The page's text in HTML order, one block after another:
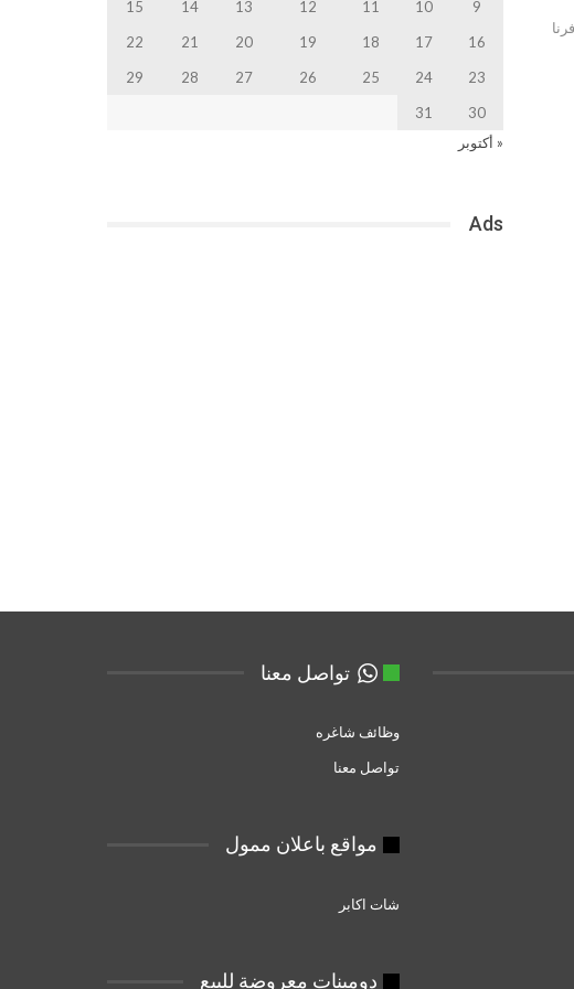
9
10
11
12
13
14
15
16
17
18
19
20
21
22
23
24
25
26
27
28
29
30
31
« أكتوبر
Ads
تواصل معنا
وظائف شاغره
تواصل معنا
مواقع باعلان ممول
شات اكابر
دومبنات معروضة للبيع